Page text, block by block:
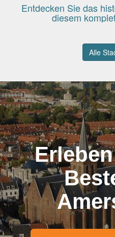
Entdecken Sie das
diesem
Alle